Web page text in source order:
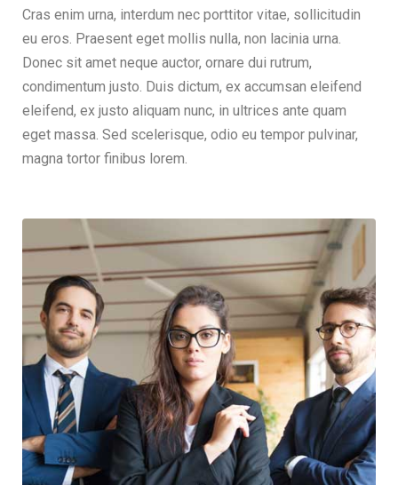
Cras enim urna, interdum nec porttitor vitae, sollicitudin
eu eros. Praesent eget mollis nulla, non lacinia urna.
Donec sit amet neque auctor, ornare dui rutrum,
condimentum justo. Duis dictum, ex accumsan eleifend
eleifend, ex justo aliquam nunc, in ultrices ante quam
eget massa. Sed scelerisque, odio eu tempor pulvinar,
magna tortor finibus lorem.